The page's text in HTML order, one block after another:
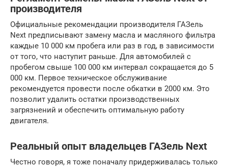
производителя
Официальные рекомендации производителя ГАЗель
Next предписывают замену масла и масляного фильтра
каждые 10 000 км пробега или раз в год, в зависимости
от того, что наступит раньше. Для автомобилей с
пробегом свыше 100 000 км интервал сокращается до 5
000 км. Первое техническое обслуживание
рекомендуется провести после обкатки в 2000 км. Это
позволит удалить остатки производственных
загрязнений и обеспечить оптимальную работу
двигателя.
Реальный опыт владельцев ГАЗель Next
Честно говоря, я тоже поначалу придерживалась только